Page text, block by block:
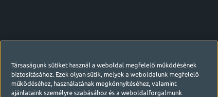
Társaságunk sütiket használ a weboldal megfelelő működésének
biztosításához. Ezek olyan sütik, melyek a weboldalunk megfelelő
működéséhez, használatának megkönnyítéséhez, valamint
ajánlataink személyre szabásához és a weboldalforgalmunk